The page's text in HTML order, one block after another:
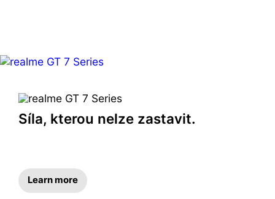
Síla, kterou nelze zastavit.
Learn more